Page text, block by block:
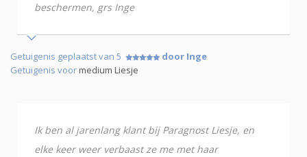
beschermen, grs Inge
Getuigenis geplaatst van 5
door Inge
Getuigenis voormedium Liesje
Ik ben al jarenlang klant bij Paragnost Liesje, en
elke keer weer verbaast ze me met haar